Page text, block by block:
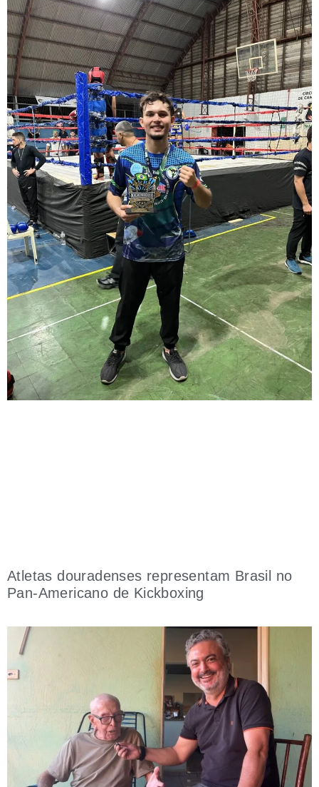
Atletas douradenses representam Brasil no
Pan-Americano de Kickboxing